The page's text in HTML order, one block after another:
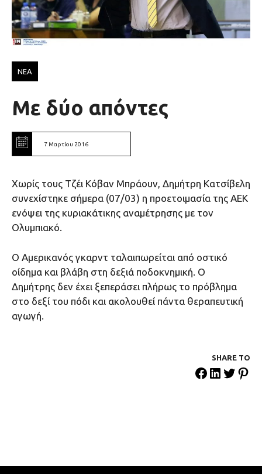
ΝΕΑ
Με δύο απόντες
7 Μαρτίου 2016
Χωρίς τους Τζέι Κόβαν Μπράουν, Δημήτρη Κατσίβελη
συνεχίστηκε σήμερα (07/03) η προετοιμασία της ΑΕΚ
ενόψει της κυριακάτικης αναμέτρησης με τον
Ολυμπιακό.
Ο Αμερικανός γκαρντ ταλαιπωρείται από οστικό
οίδημα και βλάβη στη δεξιά ποδοκνημική. Ο
Δημήτρης δεν έχει ξεπεράσει πλήρως το πρόβλημα
στο δεξί του πόδι και ακολουθεί πάντα θεραπευτική
αγωγή.
SHARE ΤΟ